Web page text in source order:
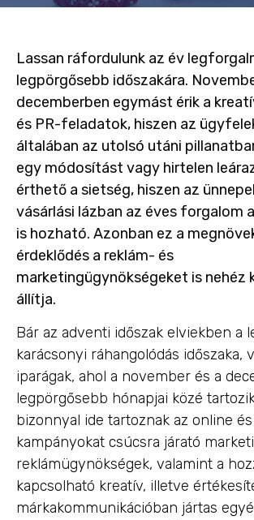
Lassan ráfordulunk az év
legpörgősebb időszakára.
decemberben egymást érik a
és PR-feladatok, hiszen az
általában az utolsó utáni
egy módosítást vagy hirtelen
érthető a sietség, hiszen az
vásárlási lázban az éves forgalom
is hozható. Azonban ez a
érdeklődés a reklám- és
marketingügynökségeket is nehéz
állítja.
Bár az adventi időszak elviekben a
karácsonyi ráhangolódás időszaka,
iparágak, ahol a november és a
legpörgősebb hónapjai közé
bizonnyal ide tartoznak az online
kampányokat csúcsra járató
reklámügynökségek, valamint a
kapcsolható kreatív, illetve
márkakommunikációban jártas